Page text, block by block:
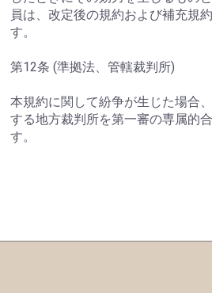
員は、改定後の規約および補充規
す。
第12条 (準拠法、管轄裁判所)
本規約に関して紛争が生じた場合
する地方裁判所を第一審の専属的
す。